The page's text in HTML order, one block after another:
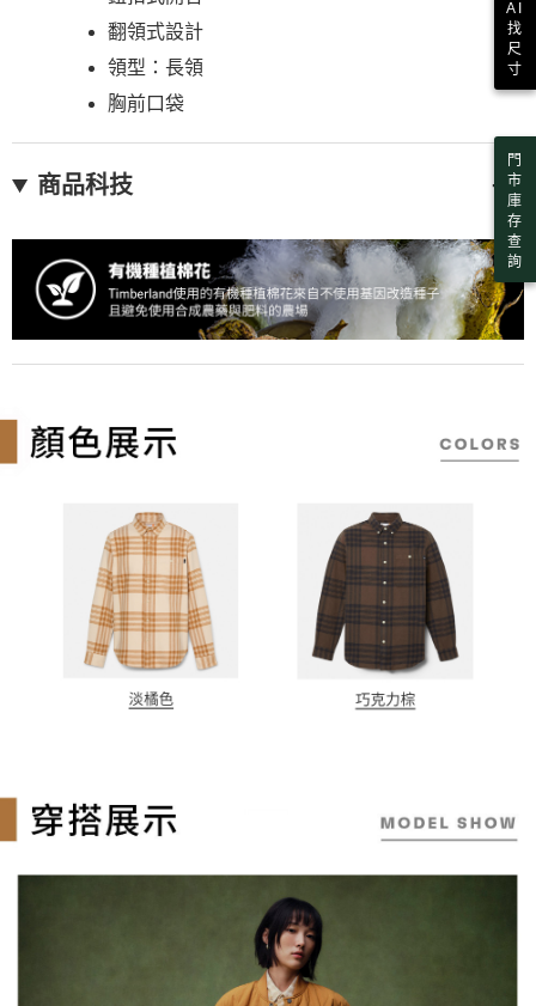
時審查核予不同之上限額度；若仍有額度不足之情形，本公司將視審查結果
請求用戶進行身份認證。
５．嚴禁一人註冊多個帳號或使用他人資訊註冊。若發現惡意使用之情形，
翻領式設計
領型：長領
胸前口袋
商品科技
門
市
庫
存
查
詢
AI
找
尺
寸